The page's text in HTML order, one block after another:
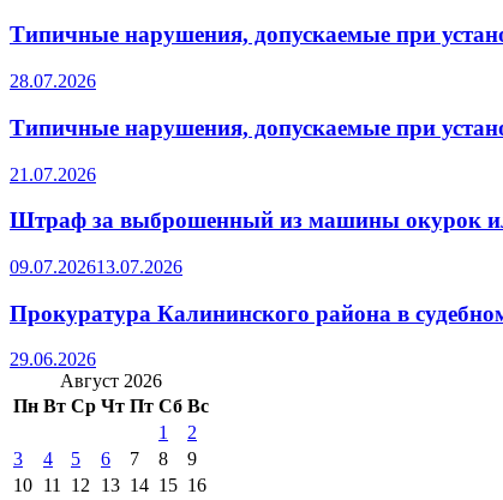
Типичные нарушения, допускаемые при
28.07.2026
Типичные нарушения, допускаемые при
21.07.2026
Штраф за выброшенный из машины окурок
09.07.202613.07.2026
Прокуратура Калининского района в
29.06.2026
Август 2026
Пн Вт Ср Чт Пт Сб Вс
1
2
3
4 5 6 7 8
9
10 11 12 13 14 15 16